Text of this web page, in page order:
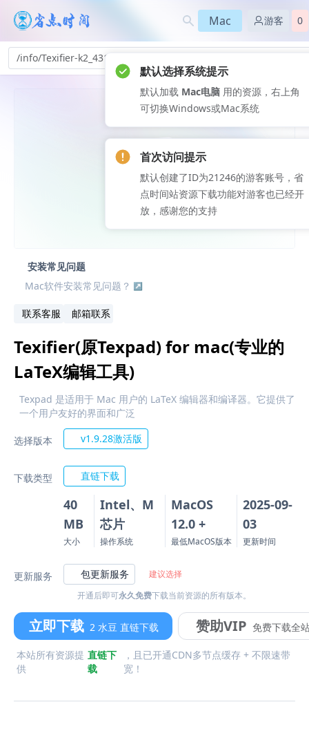
Mac 游客 0
/info/Texifier-k2_431
安装常见问题
Mac软件安装常见问题？
联系客服 邮箱联系
Texifier(原Texpad) for mac(专业的
LaTeX编辑工具)
Texpad 是适用于 Mac 用户的 LaTeX 编辑器和编译器。它提供了
一个用户友好的界面和广泛
选择版本 v1.9.28激活版
下载类型 直链下载
40
MB
大小
Intel、M
芯片
操作系统
MacOS
12.0 +
最低MacOS版本
2025-09-
03
更新时间
更新服务 包更新服务
建议选择
开通后即可永久免费下载当前资源的所有版本。
立即下载 2 水豆 直链下载 赞助VIP 免费下载全
本站所有资源提
供
直链下
载
，且已开通CDN多节点缓存 + 不限速带
宽！
默认选择系统提示
默认加载 Mac电脑 用的资源，右上角
可切换Windows或Mac系统
首次访问提示
默认创建了ID为21246的游客账号，省
点时间站资源下载功能对游客也已经开
放，感谢您的支持